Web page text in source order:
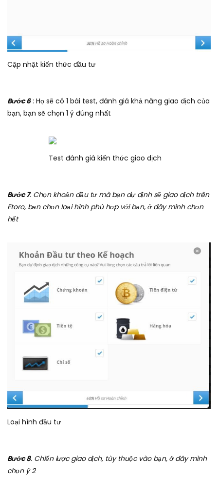
Cập nhật kiến thức đầu tư
Bước 6: Họ sẽ có 1 bài test, đánh giá khả năng giao dịch của
bạn, bạn sẽ chọn 1 ý đúng nhất
Test đánh giá kiến thức giao dịch
Bước 7. Chọn khoản đầu tư mà bạn dự định sẽ giao dịch trên
Etoro, bạn chọn loại hình phù hợp với bạn, ở đây mình chọn
hết
Loại hình đầu tư
Bước 8. Chiến lược giao dịch, tùy thuộc vào bạn, ở đây mình
chọn ý 2